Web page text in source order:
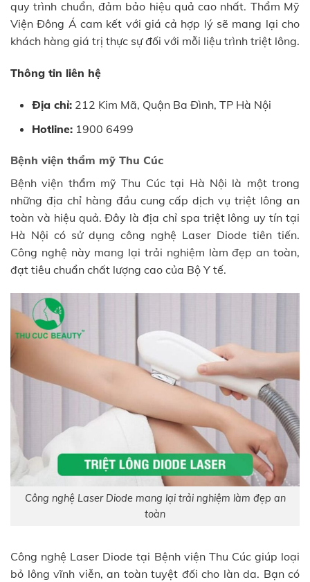
quy trình chuẩn, đảm bảo hiệu quả cao nhất. Thẩm Mỹ
Viện Đông Á cam kết với giá cả hợp lý sẽ mang lại cho
khách hàng giá trị thực sự đối với mỗi liệu trình triệt lông.
Thông tin liên hệ
Địa chỉ:212 Kim Mã, Quận Ba Đình, TP Hà Nội
Hotline:1900 6499
Bệnh viện thẩm mỹ Thu Cúc
Bệnh viện thẩm mỹ Thu Cúc tại Hà Nội là một trong
những địa chỉ hàng đầu cung cấp dịch vụ triệt lông an
toàn và hiệu quả. Đây là địa chỉ spa triệt lông uy tín tại
Hà Nội có sử dụng công nghệ Laser Diode tiên tiến.
Công nghệ này mang lại trải nghiệm làm đẹp an toàn,
đạt tiêu chuẩn chất lượng cao của Bộ Y tế.
Công nghệ Laser Diode mang lại trải nghiệm làm đẹp an
toàn
Công nghệ Laser Diode tại Bệnh viện Thu Cúc giúp loại
bỏ lông vĩnh viễn, an toàn tuyệt đối cho làn da. Bạn có